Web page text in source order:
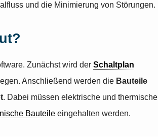
und die Minimierung von Störungen.
Zunächst wird der Schaltplan
Anschließend werden die Bauteile
. Dabei müssen elektrische und thermische
Bauteile eingehalten werden.